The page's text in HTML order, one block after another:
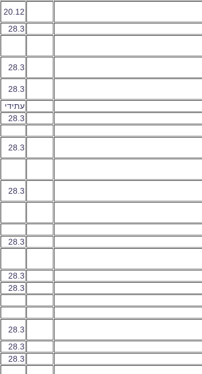
20.12
28.3
28.3
28.3
עתידי
28.3
28.3
28.3
28.3
28.3
28.3
28.3
28.3
28.3